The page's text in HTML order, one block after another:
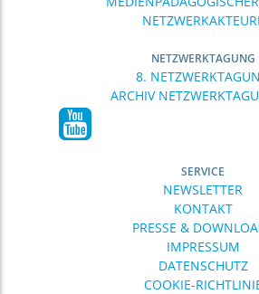
NETZWERKTAGUNG
8.
ARCHIV
SERVICE
NEWSLETTER
KONTAKT
PRESSE &
IMPRESSUM
DATENSCHUTZ
COOKIE-